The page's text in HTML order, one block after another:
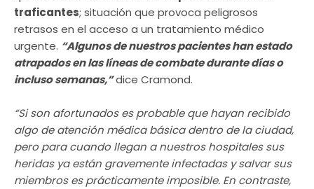
traficantes; situación que provoca peligrosos
retrasos en el acceso a un tratamiento médico
urgente. “Algunos de nuestros pacientes han estado
atrapados en las líneas de combate durante días o
incluso semanas,”dice Cramond.
“Si son afortunados es probable que hayan recibido
algo de atención médica básica dentro de la ciudad,
pero para cuando llegan a nuestros hospitales sus
heridas ya están gravemente infectadas y salvar sus
miembros es prácticamente imposible. En contraste,